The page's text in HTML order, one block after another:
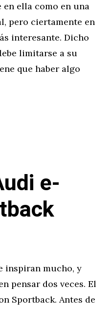
en ella como en una
pero ciertamente en
interesante. Dicho
limitarse a su
que haber algo
e-
inspiran mucho, y
pensar dos veces. El
Sportback. Antes de